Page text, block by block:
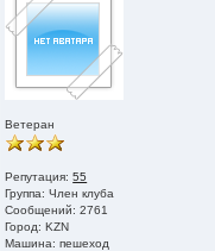
Ветеран
Репутация:55
Группа:Член клуба
Сообщений: 2761
Город: KZN
Машина: пешеход